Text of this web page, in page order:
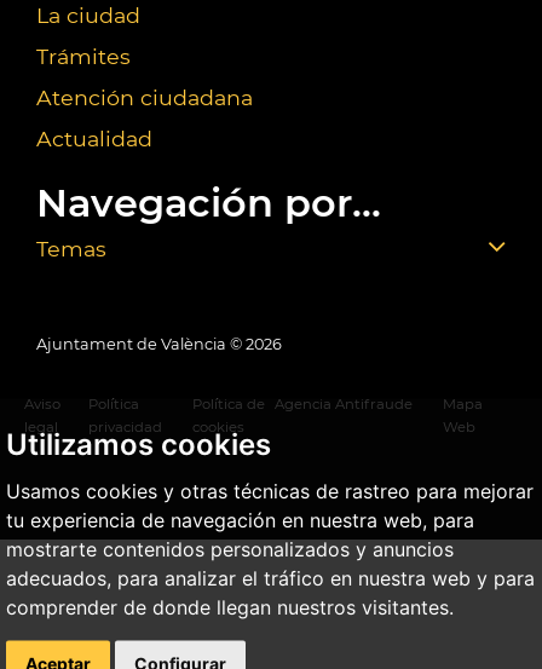
Utilizamos cookies
Usamos cookies y otras técnicas de rastreo para mejorar
tu experiencia de navegación en nuestra web, para
mostrarte contenidos personalizados y anuncios
adecuados, para analizar el tráfico en nuestra web y para
comprender de donde llegan nuestros visitantes.
Aceptar Configurar
La ciudad
Trámites
Atención ciudadana
Actualidad
Navegación por...
Temas
Ajuntament de València © 2026
Aviso
legal
Política
privacidad
Política de
cookies
Agencia Antifraude
Mapa
Web